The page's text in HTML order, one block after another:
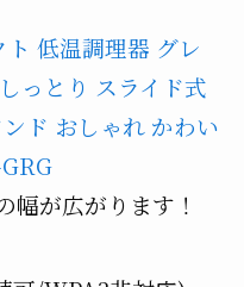
低温調理器 グレ
っとり スライド式
ド おしゃれ かわい
幅が広がります！